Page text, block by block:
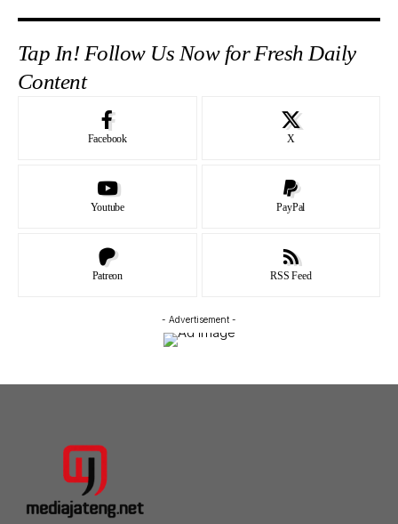
Tap In! Follow Us Now for Fresh Daily
Content
Facebook X
Youtube PayPal
Patreon RSS Feed
- Advertisement -